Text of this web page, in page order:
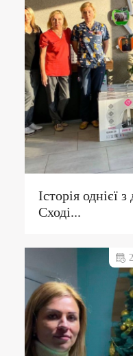
Історія однієї
Сході...